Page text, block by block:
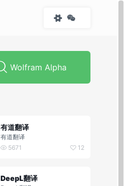
Wolfram Alpha
有道翻译
有道翻译
5671
12
DeepL翻译